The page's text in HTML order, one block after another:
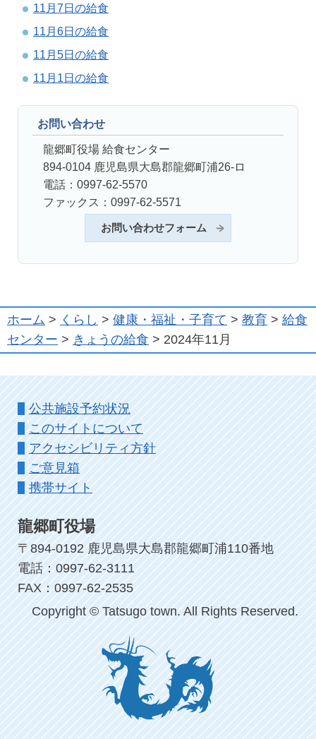
11月7日の給食
11月6日の給食
11月5日の給食
11月1日の給食
お問い合わせ
龍郷町役場 給食センター
894-0104 鹿児島県大島郡龍郷町浦26-ロ
電話：0997-62-5570
ファックス：0997-62-5571
お問い合わせフォーム
ホーム > くらし > 健康・福祉・子育て > 教育 > 給食
センター > きょうの給食 > 2024年11月
公共施設予約状況
このサイトについて
アクセシビリティ方針
ご意見箱
携帯サイト
龍郷町役場
〒894-0192 鹿児島県大島郡龍郷町浦110番地
電話：0997-62-3111
FAX：0997-62-2535
Copyright © Tatsugo town. All Rights Reserved.